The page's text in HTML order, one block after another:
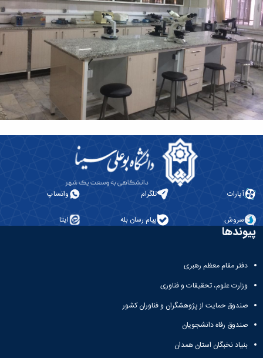
آپارات تلگرام واتساپ
سروش پیام رسان بله ایتا
پیوندها
دفتر مقام معظم رهبری
وزارت علوم، تحقیقات و فناوری
صندوق حمایت از پژوهشگران و فناوران کشور
صندوق رفاه دانشجویان
بنیاد نخبگان استان همدان